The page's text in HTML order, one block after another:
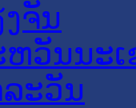
ຈັນ
ຫວັນນະ
ະວັນ